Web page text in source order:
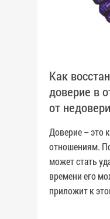
Как
доверие в
от
Доверие – это
отношениям.
может стать
времени его
приложит к